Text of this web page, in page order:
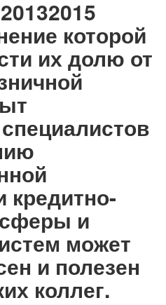
которой
их долю от
кредитно-
и
может
и полезен
коллег.